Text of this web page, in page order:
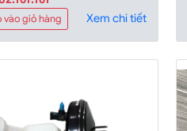
vào giỏ hàng Xem chi tiết